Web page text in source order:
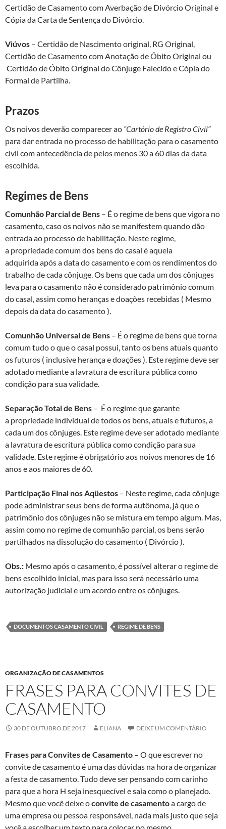
Certidão de Casamento com Averbação de Divórcio Original e
Cópia da Carta de Sentença do Divórcio.
Viúvos – Certidão de Nascimento original, RG Original,
Certidão de Casamento com Anotação de Óbito Original ou
Certidão de Óbito Original do Cônjuge Falecido e Cópia do
Formal de Partilha.
Prazos
Os noivos deverão comparecer ao “Cartório de Registro Civil”
para dar entrada no processo de habilitação para o casamento
civil com antecedência de pelos menos 30 a 60 dias da data
escolhida.
Regimes de Bens
Comunhão Parcial de Bens – É o regime de bens que vigora no
casamento, caso os noivos não se manifestem quando dão
entrada ao processo de habilitação. Neste regime,
a propriedade comum dos bens do casal é aquela
adquirida após a data do casamento e com os rendimentos do
trabalho de cada cônjuge. Os bens que cada um dos cônjuges
leva para o casamento não é considerado patrimônio comum
do casal, assim como heranças e doações recebidas ( Mesmo
depois da data do casamento ).
Comunhão Universal de Bens – É o regime de bens que torna
comum tudo o que o casal possui, tanto os bens atuais quanto
os futuros ( inclusive herança e doações ). Este regime deve ser
adotado mediante a lavratura de escritura pública como
condição para sua validade.
Separação Total de Bens – É o regime que garante
a propriedade individual de todos os bens, atuais e futuros, a
cada um dos cônjuges. Este regime deve ser adotado mediante
a lavratura de escritura pública como condição para sua
validade. Este regime é obrigatório aos noivos menores de 16
anos e aos maiores de 60.
Participação Final nos Aqüestos – Neste regime, cada cônjuge
pode administrar seus bens de forma autônoma, já que o
patrimônio dos cônjuges não se mistura em tempo algum. Mas,
assim como no regime de comunhão parcial, os bens serão
partilhados na dissolução do casamento ( Divórcio ).
Obs.: Mesmo após o casamento, é possível alterar o regime de
bens escolhido inicial, mas para isso será necessário uma
autorização judicial e um acordo entre os cônjuges.
DOCUMENTOS CASAMENTO CIVIL REGIME DE BENS
ORGANIZAÇÃO DE CASAMENTOS
FRASES PARA CONVITES DE
CASAMENTO
30 DE OUTUBRO DE 2017 ELIANA DEIXE UM COMENTÁRIO
Frases para Convites de Casamento – O que escrever no
convite de casamento é uma das dúvidas na hora de organizar
a festa de casamento. Tudo deve ser pensando com carinho
para que a hora H seja inesquecível e saia como o planejado.
Mesmo que você deixe oconvite de casamentoa cargo de
uma empresa ou pessoa responsável, nada mais justo que seja